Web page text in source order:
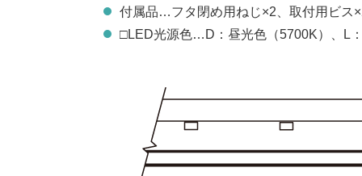
付属品…フタ閉め用ねじ×2、取付用ビス
□LED光源色…D：昼光色（5700K）、L